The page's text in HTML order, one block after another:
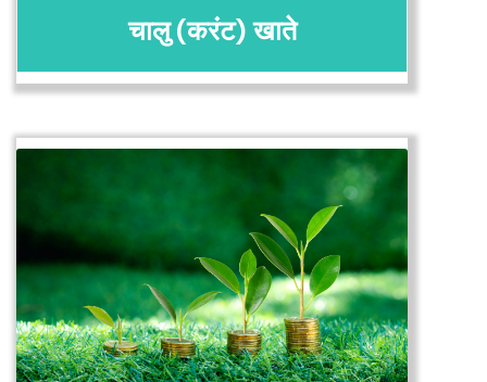
चालु (करंट) खाते
अर्ज करा तपशील